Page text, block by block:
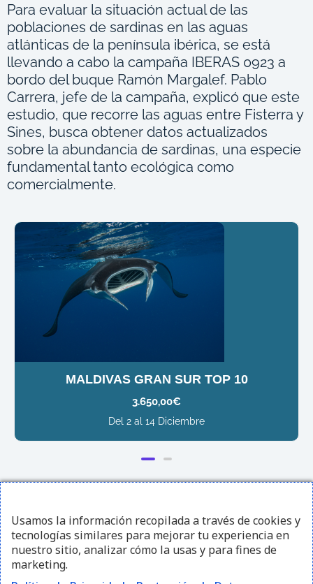
Para evaluar la situación actual de las
poblaciones de sardinas en las aguas
atlánticas de la península ibérica, se está
llevando a cabo la campaña IBERAS 0923 a
bordo del buque Ramón Margalef. Pablo
Carrera, jefe de la campaña, explicó que este
estudio, que recorre las aguas entre Fisterra y
Sines, busca obtener datos actualizados
sobre la abundancia de sardinas, una especie
fundamental tanto ecológica como
comercialmente.
MALDIVAS GRAN SUR TOP 10
3.650,00€
Del 2 al 14 Diciembre
I
F
Y
Usamos la información recopilada a través de cookies y
tecnologías similares para mejorar tu experiencia en
nuestro sitio, analizar cómo la usas y para fines de
marketing.